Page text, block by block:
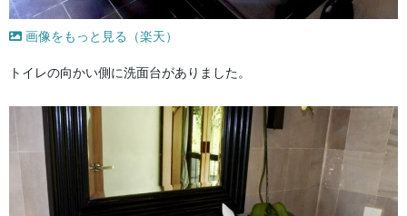
画像をもっと見る（楽天）
トイレの向かい側に洗面台がありました。